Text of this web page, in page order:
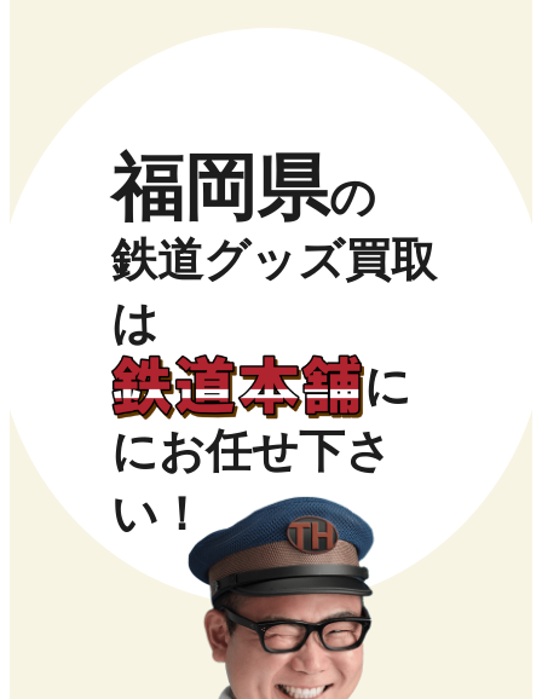
福岡県の
鉄道グッズ買取
は
に
にお任せ下さ
い！